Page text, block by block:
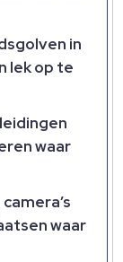
in
lek op te
waar
waar